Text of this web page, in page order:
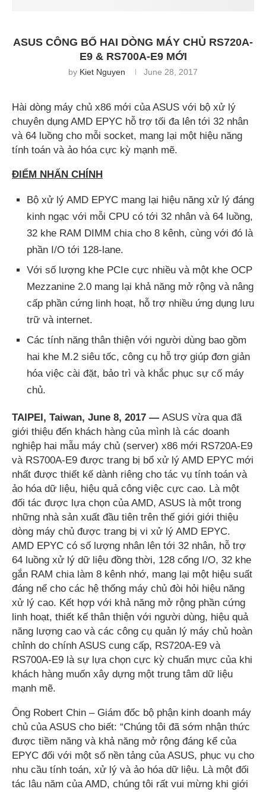
ASUS CÔNG BỐ HAI DÒNG MÁY CHỦ RS720A-
E9 & RS700A-E9 MỚI
by Kiet Nguyen June 28, 2017
Hài dòng máy chủ x86 mới của ASUS với bộ xử lý
chuyên dụng AMD EPYC hỗ trợ tối đa lên tới 32 nhân
và 64 luồng cho mỗi socket, mang lại một hiệu năng
tính toán và ảo hóa cực kỳ mạnh mẽ.
ĐIỂM NHẤN CHÍNH
Bộ xử lý AMD EPYC mang lại hiệu năng xử lý đáng
kinh ngạc với mỗi CPU có tới 32 nhân và 64 luồng,
32 khe RAM DIMM chia cho 8 kênh, cùng với đó là
phần I/O tới 128-lane.
Với số lượng khe PCIe cực nhiều và một khe OCP
Mezzanine 2.0 mang lại khả năng mở rộng và nâng
cấp phần cứng linh hoạt, hỗ trợ nhiều ứng dụng lưu
trữ và internet.
Các tính năng thân thiện với người dùng bao gồm
hai khe M.2 siêu tốc, công cụ hỗ trợ giúp đơn giản
hóa việc cài đặt, bảo trì và khắc phục sự cố máy
chủ.
TAIPEI, Taiwan, June 8, 2017 — ASUS vừa qua đã
giới thiệu đến khách hàng của mình là các doanh
nghiệp hai mẫu máy chủ (server) x86 mới RS720A-E9
và RS700A-E9 được trang bị bổ xử lý AMD EPYC mới
nhất được thiết kế dành riêng cho tác vụ tính toán và
ảo hóa dữ liệu, hiệu quả công việc cực cao. Là một
đối tác được lựa chọn của AMD, ASUS là một trong
những nhà sản xuất đầu tiên trên thế giới giới thiệu
dòng máy chủ được trang bị vi xử lý AMD EPYC.
AMD EPYC có số lượng nhân lên tới 32 nhân, hỗ trợ
64 luồng xử lý dữ liệu đồng thời, 128 cổng I/O, 32 khe
gắn RAM chia làm 8 kênh nhớ, mang lại một hiệu suất
đáng nể cho các hệ thống máy chủ đòi hỏi hiệu năng
xử lý cao. Kết hợp với khả năng mở rộng phần cứng
linh hoạt, thiết kế thân thiện với người dùng, hiệu quả
năng lượng cao và các công cụ quản lý máy chủ hoàn
chỉnh do chính ASUS cung cấp, RS720A-E9 và
RS700A-E9 là sự lựa chọn cực kỳ chuẩn mực của khi
khách hàng muốn xây dựng một trung tâm dữ liệu
mạnh mẽ.
Ông Robert Chin – Giám đốc bộ phận kinh doanh máy
chủ của ASUS cho biết: “Chúng tôi đã sớm nhận thức
được tiềm năng và khả năng mở rộng đáng kể của
EPYC đối với một số nền tảng của ASUS, phục vụ cho
nhu cầu tính toán, xử lý và ảo hóa dữ liệu. Là một đối
tác lâu năm của AMD, chúng tôi rất vui mừng khi giới